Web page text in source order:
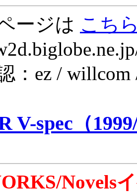
ージは こち
：ez /
V-spec（
Novels